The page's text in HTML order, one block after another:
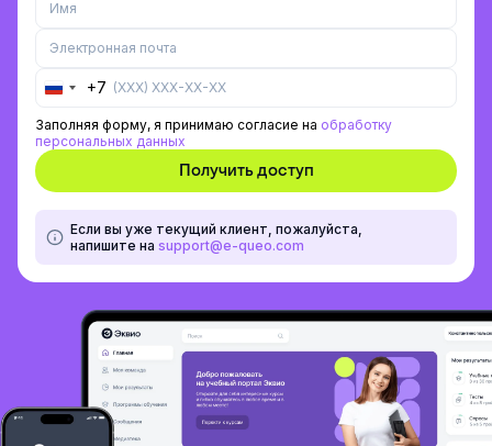
Russia
+7
Заполняя форму, я принимаю согласие на обработку
персональных данных
Если вы уже текущий клиент, пожалуйста,
напишите на support@e-queo.com